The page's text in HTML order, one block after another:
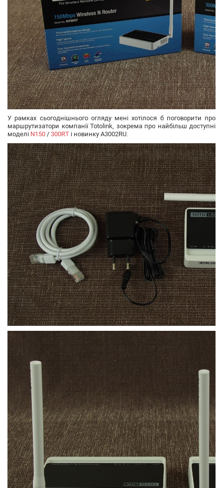
У рамках сьогоднішнього огляду мені хотілося б поговорити про
маршрутизатори компанії Totolink, зокрема про найбільш доступні
моделі N150 / 300RT і новинку A3002RU.